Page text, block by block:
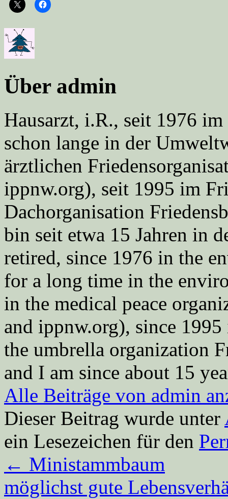
Über admin
Hausarzt, i.R., seit 1976
schon lange in der
ärztlichen
ippnw.org), seit 1995 im
Dachorganisation
bin seit etwa 15 Jahren in
retired, since 1976 in the
for a long time in the
in the medical peace
and ippnw.org), since
the umbrella organization
and I am since about 15
Alle Beiträge von admin
Dieser Beitrag wurde unter
ein Lesezeichen für den
← Ministammbaum
möglichst gute